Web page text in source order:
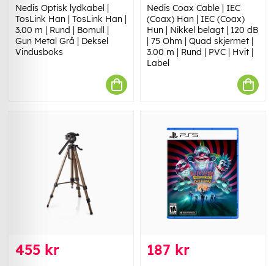
Nedis Optisk lydkabel |
TosLink Han | TosLink Han |
3.00 m | Rund | Bomull |
Gun Metal Grå | Deksel
Vindusboks
Nedis Coax Cable | IEC
(Coax) Han | IEC (Coax)
Hun | Nikkel belagt | 120 dB
| 75 Ohm | Quad skjermet |
3.00 m | Rund | PVC | Hvit |
Label
455 kr 187 kr